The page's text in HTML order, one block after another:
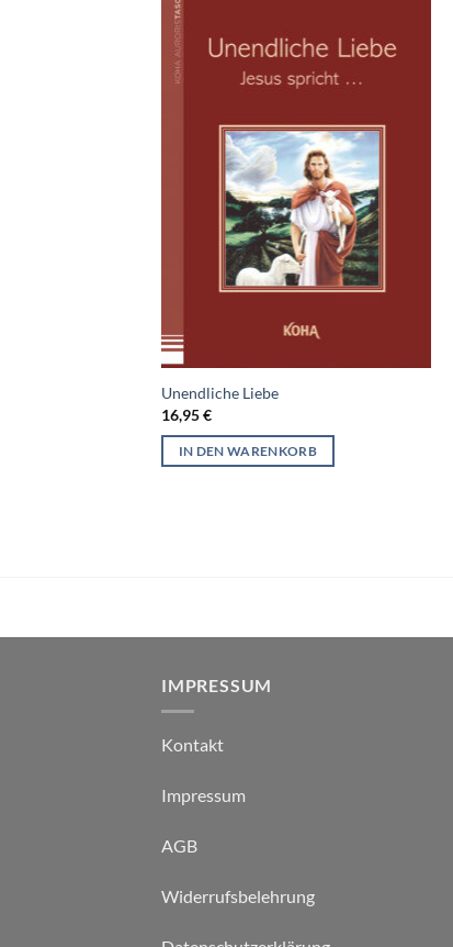
Unendliche Liebe
16,95€
IN DEN WARENKORB
IMPRESSUM
Kontakt
Impressum
AGB
Widerrufsbelehrung